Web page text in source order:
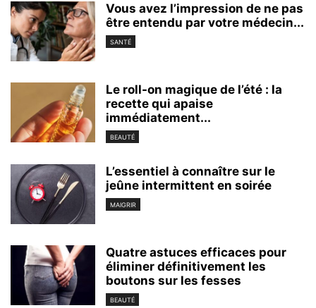
Vous avez l’impression de ne pas
être entendu par votre médecin...
SANTÉ
Le roll-on magique de l’été : la
recette qui apaise
immédiatement...
BEAUTÉ
L’essentiel à connaître sur le
jeûne intermittent en soirée
MAIGRIR
Quatre astuces efficaces pour
éliminer définitivement les
boutons sur les fesses
BEAUTÉ